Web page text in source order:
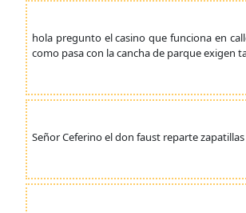
hola pregunto el casino que funciona en
como pasa con la cancha de parque exigen
Señor Ceferino el don faust reparte